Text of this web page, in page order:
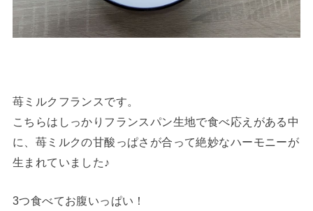
苺ミルクフランスです。
こちらはしっかりフランスパン生地で食べ応えがある中
に、苺ミルクの甘酸っぱさが合って絶妙なハーモニーが
生まれていました♪
3つ食べてお腹いっぱい！